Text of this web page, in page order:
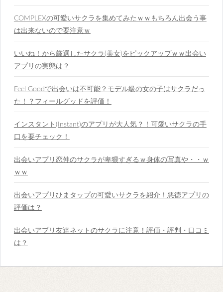
COMPLEXの可愛いサクラを集めてみたｗｗもちろん出会う事
は出来ないので要注意ｗ
いいね！から厳選したサクラ(美女)をピックアップｗｗ出会い
アプリの実態は？
Feel Goodで出会いは不可能？モデル級の女の子はサクラだっ
た！？フィールグッドを評価！
インスタント(Instant)のアプリが大人気？！可愛いサクラの手
口を要チェック！
出会いアプリ恋仲のサクラが卑猥すぎるｗ身体の写真や・・ｗ
ｗｗ
出会いアプリひまタップの可愛いサクラを紹介！悪徳アプリの
評価は？
出会いアプリ友達ネットのサクラに注意！評価・評判・口コミ
は？